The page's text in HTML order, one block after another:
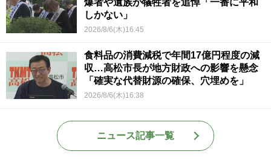
しかない」
2026/8/6(木)16:45
食料品の消費減税で年間17億円程度の減
収…高松市長が地方財政への影響を懸念
「確実な代替財源の確保、穴埋めを」
2026/8/6(木)16:38
ニュース記事一覧